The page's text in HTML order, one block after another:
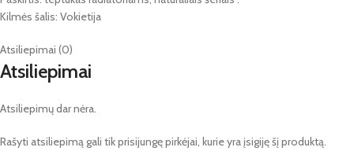
Kilmės šalis: Vokietija
Atsiliepimai (0)
Atsiliepimai
Atsiliepimų dar nėra.
Rašyti atsiliepimą gali tik prisijungę pirkėjai, kurie yra įsigiję šį produktą.